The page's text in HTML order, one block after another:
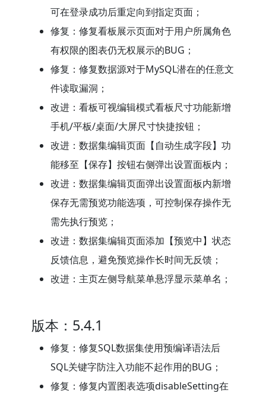
可在登录成功后重定向到指定页面；
修复：修复看板展示页面对于用户所属角色
有权限的图表仍无权展示的BUG；
修复：修复数据源对于MySQL潜在的任意文
件读取漏洞；
改进：看板可视编辑模式看板尺寸功能新增
手机/平板/桌面/大屏尺寸快捷按钮；
改进：数据集编辑页面【自动生成字段】功
能移至【保存】按钮右侧弹出设置面板内；
改进：数据集编辑页面弹出设置面板内新增
保存无需预览功能选项，可控制保存操作无
需先执行预览；
改进：数据集编辑页面添加【预览中】状态
反馈信息，避免预览操作长时间无反馈；
改进：主页左侧导航菜单悬浮显示菜单名；
版本：5.4.1
修复：修复SQL数据集使用预编译语法后
SQL关键字防注入功能不起作用的BUG；
修复：修复内置图表选项disableSetting在